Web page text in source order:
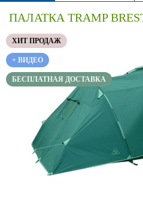
ПАЛАТКА TRAMP
ХИТ ПРОДАЖ
+ ВИДЕО
БЕСПЛАТНАЯ ДОСТАВКА